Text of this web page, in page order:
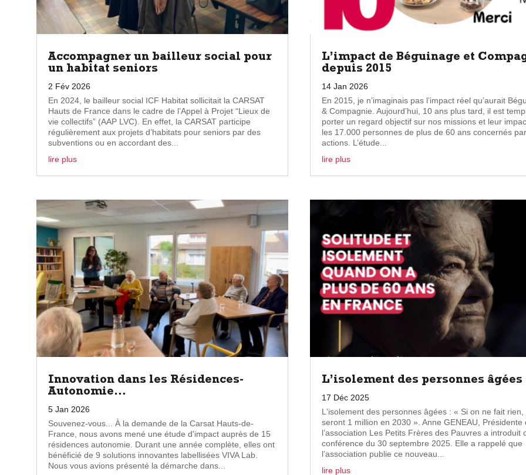
Accompagner un bailleur social pour
un habitat seniors
2 Fév 2026
En 2024, le bailleur social ICF Habitat sollicitait la CARSAT
Hauts de France dans le cadre de l’Appel à Projet “Lieux de
vie collectifs” (AAP LVC). En effet, la CARSAT participe
régulièrement aux projets d’habitats pour seniors par des
subventions ou en accordant des...
lire plus
Innovation dans les Résidences-
Autonomie…
5 Jan 2026
Souvenez-vous... À la demande de la Carsat Hauts-de-
France, nous avons mené une étude d'impact auprès de 15
résidences autonomie. Durant une année complète, elles ont
bénéficié de 9 solutions innovantes labellisées VIVA Lab.
Nous vous avions présenté la démarche dans...
L’impact de Béguinage et
depuis 2015
14 Jan 2026
En 2015, je n’imaginais pas l’impact réel qu’aurait
& Compagnie. Aujourd’hui, 10 ans plus tard, il est
porter un regard objectif sur nos missions et leur
les 17.000 personnes de plus de 60 ans concernés
actions. L’étude...
lire plus
L’isolement des personnes âgées
17 Déc 2025
L'isolement des personnes âgées : « Si on ne fait rien,
seront 1 million en 2030 ». Anne GENEAU, Présidente
l’association Les Petits Frères des Pauvres a introduit
conférence du 30 septembre 2025. Elle a rappelé que
l’association publie ce nouveau...
lire plus